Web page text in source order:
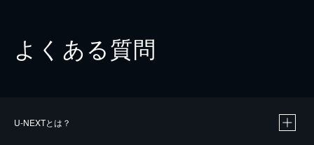
よくある質問
U-NEXTとは？